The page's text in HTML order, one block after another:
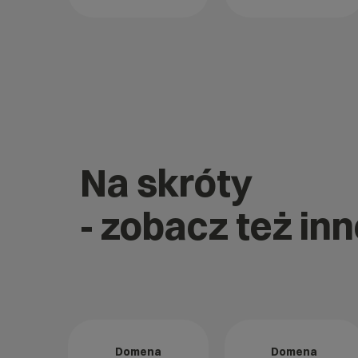
Na skróty
- zobacz też
Domena Domena